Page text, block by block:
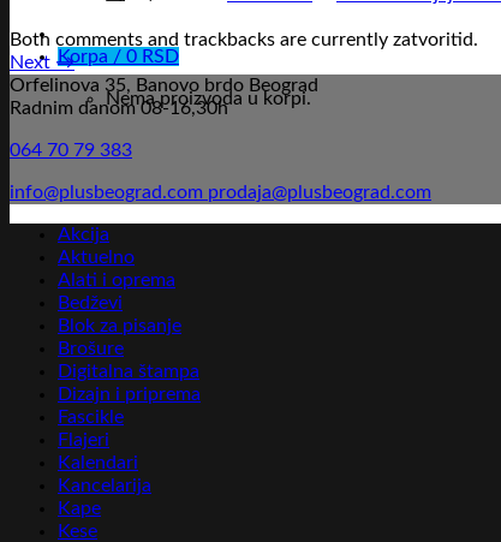
Korpa / 0 RSD
Nema proizvoda u korpi.
Both comments and trackbacks are currently zatvoritid.
Next →
Orfelinova 35, Banovo brdo Beograd
Radnim danom 08-16,30h
064 70 79 383
info@plusbeograd.com prodaja@plusbeograd.com
Akcija
Aktuelno
Alati i oprema
Bedževi
Blok za pisanje
Brošure
Digitalna štampa
Dizajn i priprema
Fascikle
Flajeri
Kalendari
Kancelarija
Kape
Kese